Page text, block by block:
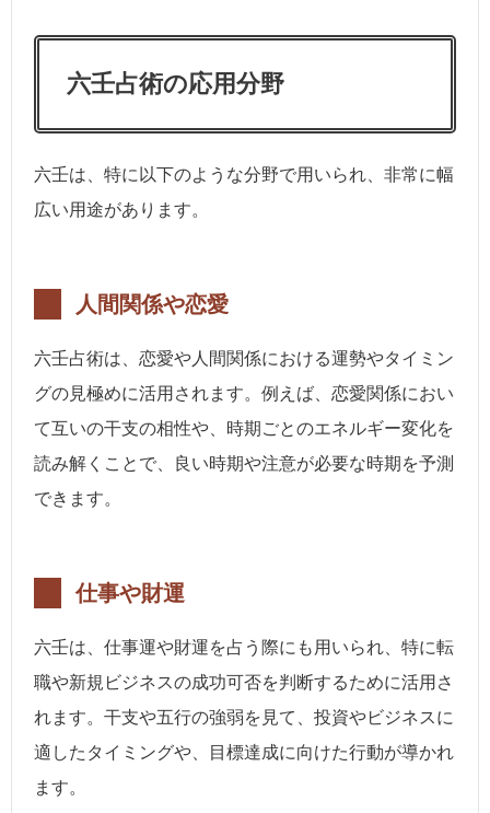
六壬占術の応用分野
六壬は、特に以下のような分野で用いられ、非常に幅
広い用途があります。
人間関係や恋愛
六壬占術は、恋愛や人間関係における運勢やタイミン
グの見極めに活用されます。例えば、恋愛関係におい
て互いの干支の相性や、時期ごとのエネルギー変化を
読み解くことで、良い時期や注意が必要な時期を予測
できます。
仕事や財運
六壬は、仕事運や財運を占う際にも用いられ、特に転
職や新規ビジネスの成功可否を判断するために活用さ
れます。干支や五行の強弱を見て、投資やビジネスに
適したタイミングや、目標達成に向けた行動が導かれ
ます。